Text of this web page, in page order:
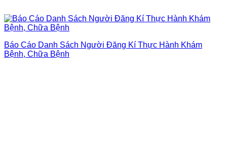
Báo Cáo Danh Sách Người Đăng Kí Thực Hành Khám
Bệnh, Chữa Bệnh